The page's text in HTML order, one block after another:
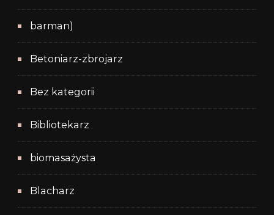
barman)
Betoniarz-zbrojarz
Bez kategorii
Bibliotekarz
biomasażysta
Blacharz